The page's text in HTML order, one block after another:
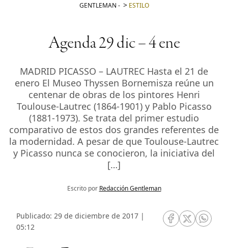
GENTLEMAN - ESTILO
Agenda 29 dic – 4 ene
MADRID PICASSO – LAUTREC Hasta el 21 de
enero El Museo Thyssen Bornemisza reúne un
centenar de obras de los pintores Henri
Toulouse-Lautrec (1864-1901) y Pablo Picasso
(1881-1973). Se trata del primer estudio
comparativo de estos dos grandes referentes de
la modernidad. A pesar de que Toulouse-Lautrec
y Picasso nunca se conocieron, la iniciativa del
[…]
Escrito por Redacción Gentleman
Publicado: 29 de diciembre de 2017 |
05:12
RRSS Facebook
RRSSRRSS